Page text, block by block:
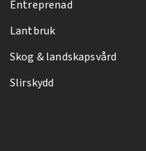
Entreprenad
Lantbruk
Skog & landskapsvård
Slirskydd